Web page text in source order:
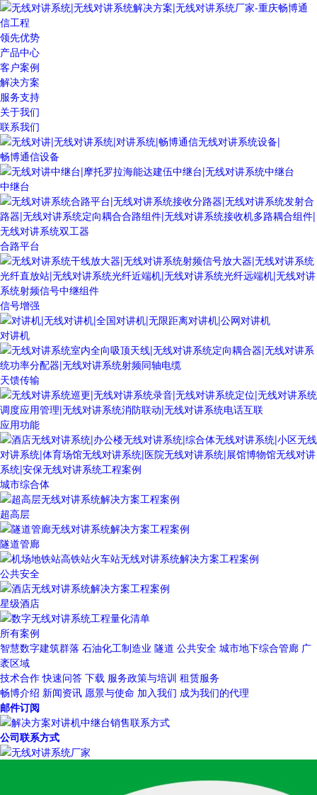
领先优势
产品中心
客户案例
解决方案
服务支持
关于我们
联系我们
畅博通信设备
中继台
合路平台
信号增强
对讲机
天馈传输
应用功能
城市综合体
超高层
隧道管廊
公共安全
星级酒店
所有案例
智慧数字建筑群落 石油化工制造业 隧道 公共安全 城市地下综合管廊 广
袤区域
技术合作 快速问答 下载 服务政策与培训 租赁服务
畅博介绍 新闻资讯 愿景与使命 加入我们 成为我们的代理
邮件订阅
公司联系方式